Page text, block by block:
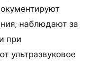
наблюдают за
при
ультразвуковое